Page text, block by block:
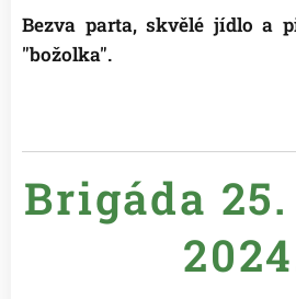
Bezva parta, skvělé jídlo a
"božolka".😊
Brigáda